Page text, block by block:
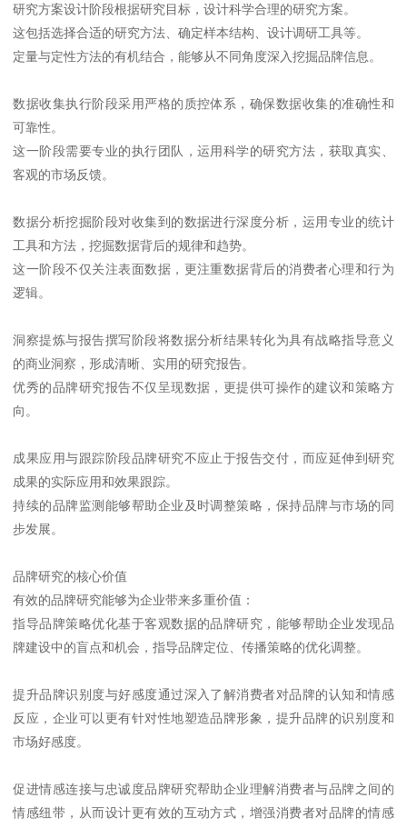
研究方案设计阶段根据研究目标，设计科学合理的研究方案。
这包括选择合适的研究方法、确定样本结构、设计调研工具等。
定量与定性方法的有机结合，能够从不同角度深入挖掘品牌信息。
数据收集执行阶段采用严格的质控体系，确保数据收集的准确性和
可靠性。
这一阶段需要专业的执行团队，运用科学的研究方法，获取真实、
客观的市场反馈。
数据分析挖掘阶段对收集到的数据进行深度分析，运用专业的统计
工具和方法，挖掘数据背后的规律和趋势。
这一阶段不仅关注表面数据，更注重数据背后的消费者心理和行为
逻辑。
洞察提炼与报告撰写阶段将数据分析结果转化为具有战略指导意义
的商业洞察，形成清晰、实用的研究报告。
优秀的品牌研究报告不仅呈现数据，更提供可操作的建议和策略方
向。
成果应用与跟踪阶段品牌研究不应止于报告交付，而应延伸到研究
成果的实际应用和效果跟踪。
持续的品牌监测能够帮助企业及时调整策略，保持品牌与市场的同
步发展。
品牌研究的核心价值
有效的品牌研究能够为企业带来多重价值：
指导品牌策略优化基于客观数据的品牌研究，能够帮助企业发现品
牌建设中的盲点和机会，指导品牌定位、传播策略的优化调整。
提升品牌识别度与好感度通过深入了解消费者对品牌的认知和情感
反应，企业可以更有针对性地塑造品牌形象，提升品牌的识别度和
市场好感度。
促进情感连接与忠诚度品牌研究帮助企业理解消费者与品牌之间的
情感纽带，从而设计更有效的互动方式，增强消费者对品牌的情感